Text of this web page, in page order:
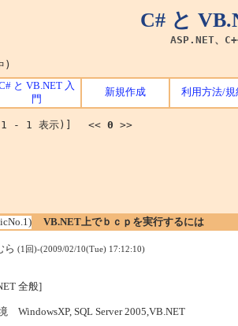
C# と
ASP.NET、
)
と VB.NET 入
門
新規作成 利用方法/規
(1 - 1 表示)] << 0 >>
VB.NET上でｂｃｐを実行するには
ら (1回)-(2009/02/10(Tue) 17:12:10)
全般]
WindowsXP, SQL Server 2005,VB.NET